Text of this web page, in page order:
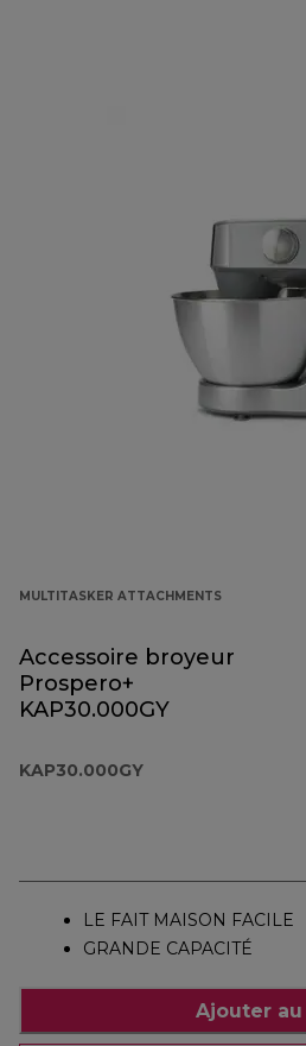
MULTITASKER ATTACHMENTS
Accessoire broyeur
Prospero+
KAP30.000GY
KAP30.000GY
LE FAIT MAISON FACILE
GRANDE CAPACITÉ
Ajouter